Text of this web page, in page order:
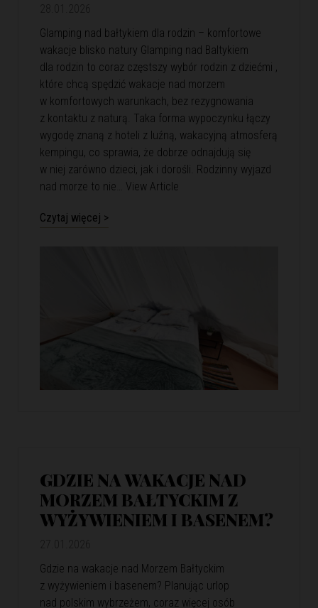
Glamping nad bałtykiem dla rodzin – komfortowe
wakacje blisko natury Glamping nad Baltykiem
dla rodzin to coraz częstszy wybór rodzin z dziećmi ,
które chcą spędzić wakacje nad morzem
w komfortowych warunkach, bez rezygnowania
z kontaktu z naturą. Taka forma wypoczynku łączy
wygodę znaną z hoteli z luźną, wakacyjną atmosferą
kempingu, co sprawia, że dobrze odnajdują się
w niej zarówno dzieci, jak i dorośli. Rodzinny wyjazd
nad morze to nie… View Article
Czytaj więcej >
GDZIE NA WAKACJE NAD
MORZEM BAŁTYCKIM Z
WYŻYWIENIEM I BASENEM?
Gdzie na wakacje nad Morzem Bałtyckim
z wyżywieniem i basenem? Planując urlop
nad polskim wybrzeżem, coraz więcej osób